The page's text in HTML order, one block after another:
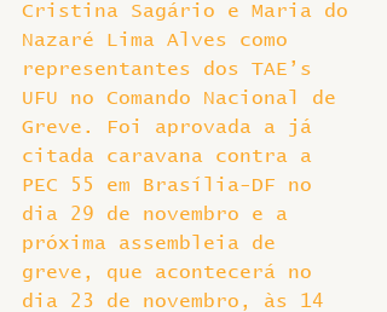
Cristina Sagário e Maria do
Nazaré Lima Alves como
representantes dos TAE’s
UFU no Comando Nacional de
Greve. Foi aprovada a já
citada caravana contra a
PEC 55 em Brasília-DF no
dia 29 de novembro e a
próxima assembleia de
greve, que acontecerá no
dia 23 de novembro, às 14